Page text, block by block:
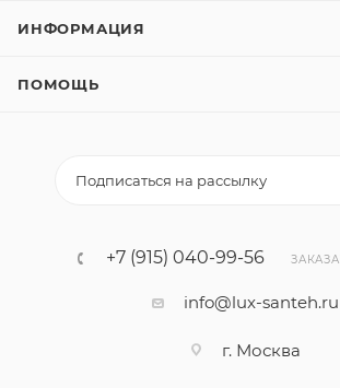
ИНФОРМАЦИЯ
ПОМОЩЬ
Подписаться на рассылку
+7 (915) 040-99-56
info@lux-santeh.ru
г. Москва